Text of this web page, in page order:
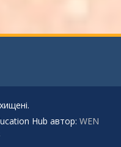
Hub автор: WEN